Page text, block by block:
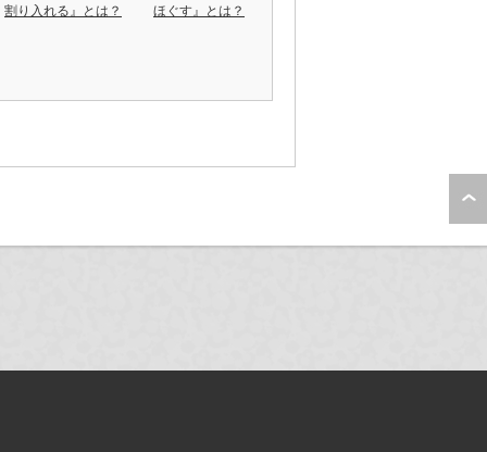
割り入れる』とは？
ほぐす』とは？